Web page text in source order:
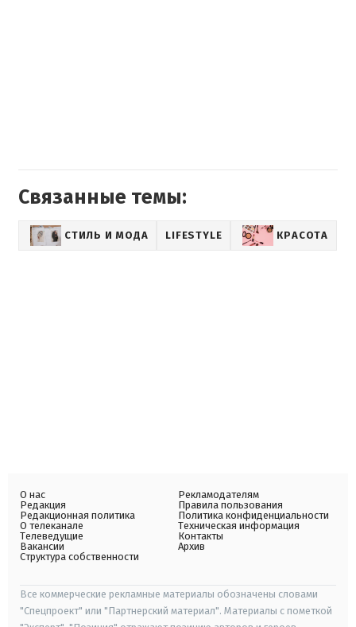
Связанные темы:
СТИЛЬ И МОДА LIFESTYLE КРАСОТА
О нас
Редакция
Редакционная политика
О телеканале
Телеведущие
Вакансии
Структура собственности
Рекламодателям
Правила пользования
Политика конфиденциальности
Техническая информация
Контакты
Архив
Все коммерческие рекламные материалы обозначены словами
"Спецпроект" или "Партнерский материал". Материалы с пометкой